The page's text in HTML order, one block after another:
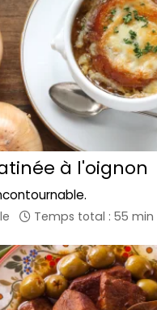
à l'oignon
Temps total : 55 min